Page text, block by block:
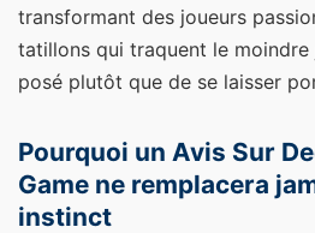
transformant des joueurs
tatillons qui traquent le
posé plutôt que de se laisser
Pourquoi un Avis Sur
Game ne remplacera
instinct